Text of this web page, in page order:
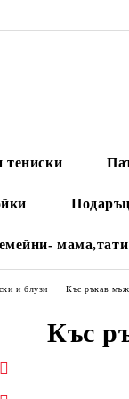
тениски
и блузи Къс ръкав
Къс